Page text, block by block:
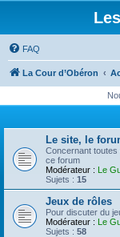
FAQ
La Cour d’Obéron
Le site, le
Concernant
ce forum
Modérateur : Le
Sujets : 15
Jeux de rôles
Pour discuter du
Modérateur : Le
Sujets : 58